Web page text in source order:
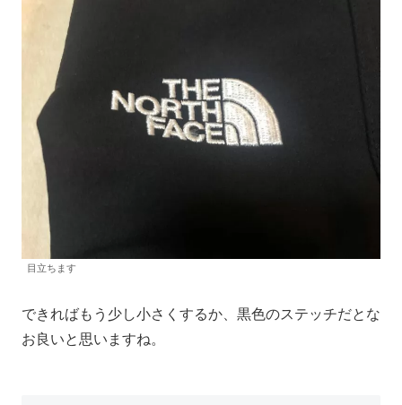
目立ちます
できればもう少し小さくするか、黒色のステッチだとな
お良いと思いますね。